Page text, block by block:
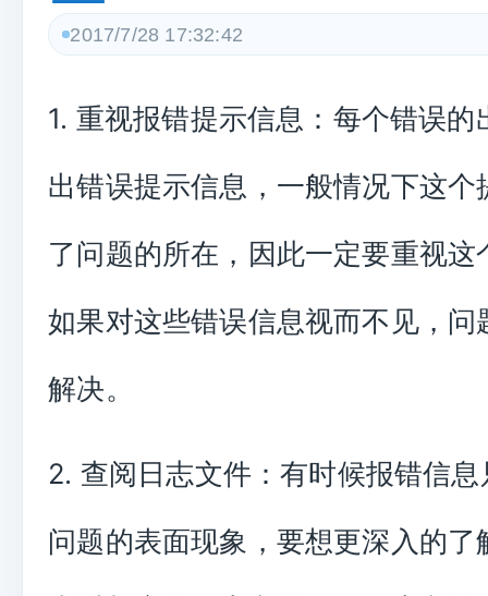
2017/7/28 17:32:42
1. 重视报错提示信息：每个错误的
出错误提示信息，一般情况下这个
了问题的所在，因此一定要重视这
如果对这些错误信息视而不见，问
解决。
2. 查阅日志文件：有时候报错信
问题的表面现象，要想更深入的了